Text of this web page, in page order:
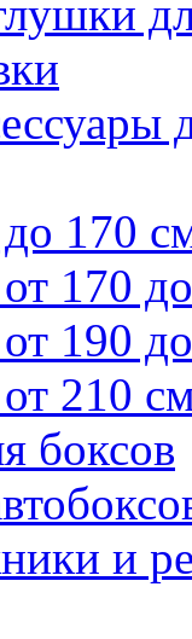
170
170
190
210
боксов
и